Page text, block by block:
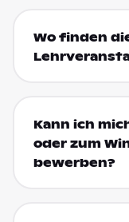
Wo finden
Kann ich
oder zum
bewerben?